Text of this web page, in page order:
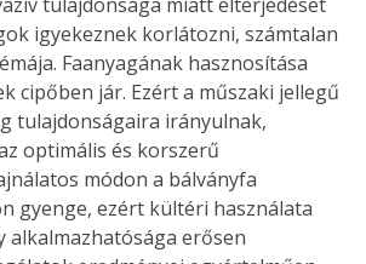
igyekeznek korlátozni, számtalan
Faanyagának hasznosítása
cipőben jár. Ezért a műszaki jellegű
tulajdonságaira irányulnak,
optimális és korszerű
módon a bálványfa
gyenge, ezért kültéri használata
alkalmazhatósága erősen